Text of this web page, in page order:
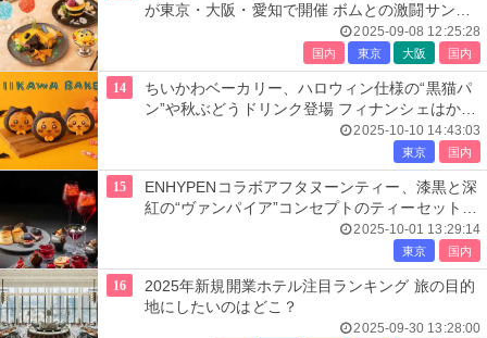
が東京・大阪・愛知で開催 ボムとの激闘サンド
やレゼのチョーカーパンケーキなど2025-09-08 12:25:28
国内 東京 大阪 国内
14
ちいかわベーカリー、ハロウィン仕様の“黒猫パ
ン”や秋ぶどうドリンク登場 フィナンシェはかぼ
2025-10-10 14:43:03
東京 国内
15
ENHYPENコラボアフタヌーンティー、漆黒と深
紅の“ヴァンパイア”コンセプトのティーセット提
2025-10-01 13:29:14
東京 国内
16
2025年新規開業ホテル注目ランキング 旅の目的
地にしたいのはどこ？
2025-09-30 13:28:00